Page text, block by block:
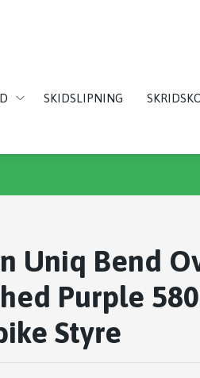
SKIDSLIPNING
Uniq Bend
Purple
Styre